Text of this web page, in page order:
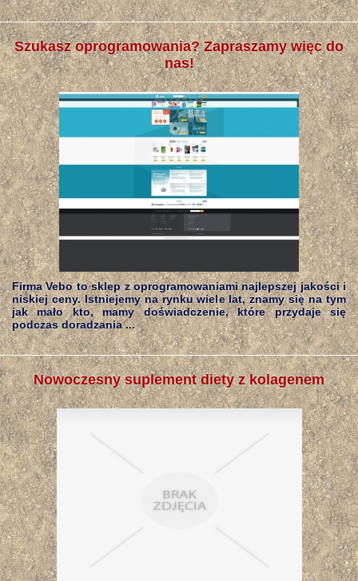
Szukasz oprogramowania? Zapraszamy więc do
nas!
Firma Vebo to sklep z oprogramowaniami najlepszej jakości i
niskiej ceny. Istniejemy na rynku wiele lat, znamy się na tym
jak mało kto, mamy doświadczenie, które przydaje się
podczas doradzania ...
Nowoczesny suplement diety z kolagenem